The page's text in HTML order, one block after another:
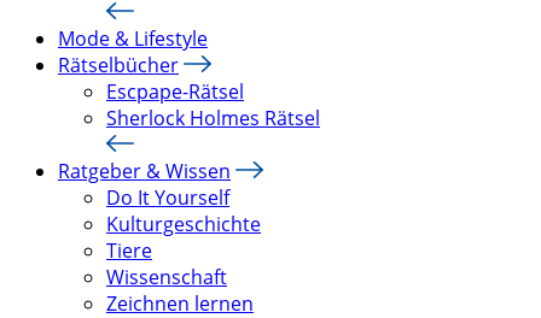
Mode & Lifestyle
Rätselbücher
Escpape-Rätsel
Sherlock Holmes Rätsel
Ratgeber & Wissen
Do It Yourself
Kulturgeschichte
Tiere
Wissenschaft
Zeichnen lernen